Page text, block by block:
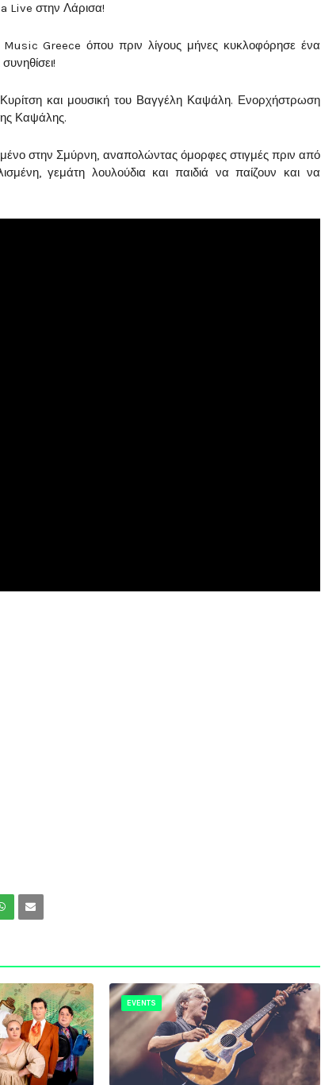
Live στην Λάρισα!
Greece όπου πριν λίγους μήνες κυκλοφόρησε ένα
Κυρίτση και μουσική του Βαγγέλη Καψάλη. Ενορχήστρωση
Καψάλης.
στην Σμύρνη, αναπολώντας όμορφες στιγμές πριν από
γεμάτη λουλούδια και παιδιά να παίζουν και να
EVENTS